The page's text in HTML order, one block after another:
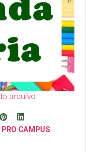
arquivo
PRO CAMPUS